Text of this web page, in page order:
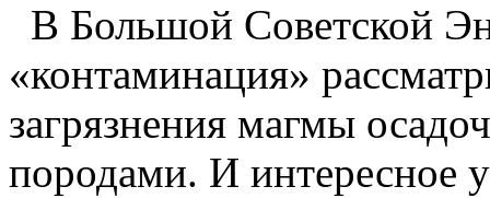
В Большой Советской
«контаминация»
загрязнения магмы
породами. И интересное